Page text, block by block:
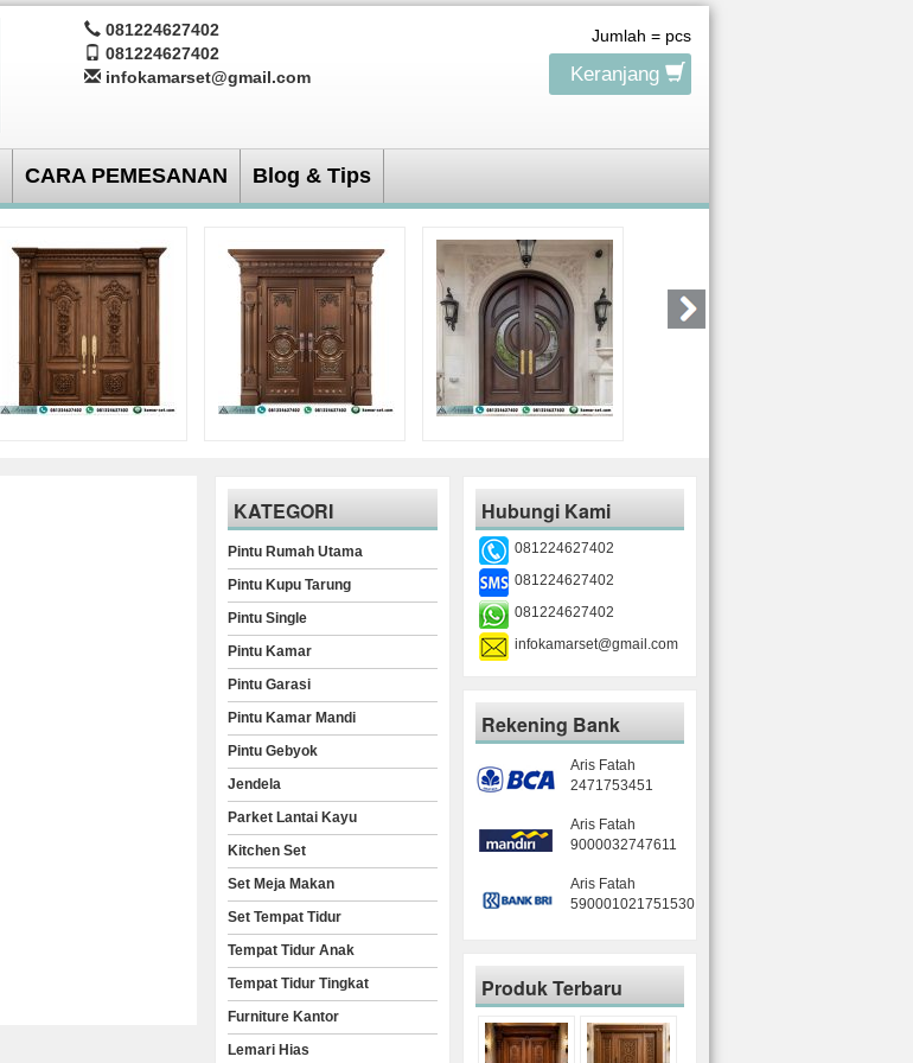
081224627402
081224627402
infokamarset@gmail.com
Jumlah = pcs
Keranjang
CARA PEMESANAN Blog & Tips
KATEGORI
Pintu Rumah Utama
Pintu Kupu Tarung
Pintu Single
Pintu Kamar
Pintu Garasi
Pintu Kamar Mandi
Pintu Gebyok
Jendela
Parket Lantai Kayu
Kitchen Set
Set Meja Makan
Set Tempat Tidur
Tempat Tidur Anak
Tempat Tidur Tingkat
Furniture Kantor
Lemari Hias
Hubungi Kami
081224627402
081224627402
081224627402
infokamarset@gmail.com
Rekening Bank
Aris Fatah
2471753451
Aris Fatah
9000032747611
Aris Fatah
590001021751530
Produk Terbaru